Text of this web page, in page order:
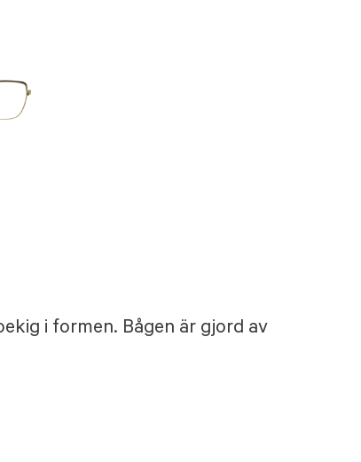
i formen. Bågen är gjord av